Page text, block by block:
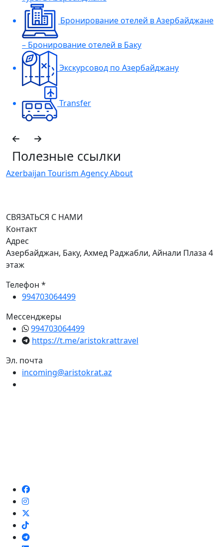
Бронирование отелей в Азербайджане
– Бронирование отелей в Баку
Экскурсовод по Азербайджану
Transfer
Полезные ссылки
Azerbaijan Tourism Agency About
СВЯЗАТЬСЯ С НАМИ
Контакт
Адрес
Азербайджан, Баку, Ахмед Раджабли, Айнали Плаза 4
этаж
Телефон *
994703064499
Мессенджеры
994703064499
https://t.me/aristokrattravel
Эл. почта
incoming@aristokrat.az